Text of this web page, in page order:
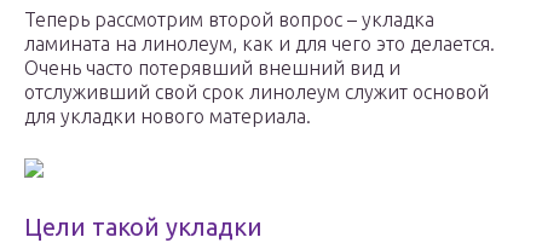
Теперь рассмотрим второй вопрос – укладка
ламината на линолеум, как и для чего это делается.
Очень часто потерявший внешний вид и
отслуживший свой срок линолеум служит основой
для укладки нового материала.
Цели такой укладки